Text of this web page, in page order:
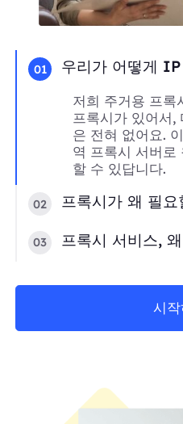
01 우리가 어떻게
저희 주거용 프록
프록시가 있어서,
은 전혀 없어요.
역 프록시 서버로
할 수 있답니다.
02 프록시가 왜 필요
03 프록시 서비스,
시